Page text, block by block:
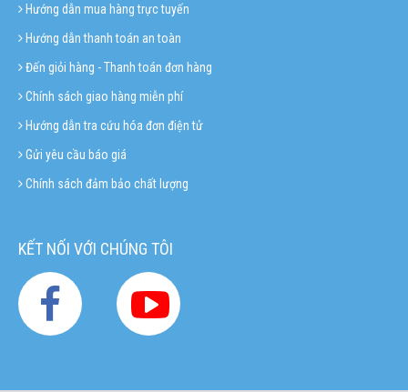
Hướng dẫn mua hàng trực tuyến
Hướng dẫn thanh toán an toàn
Đến giỏi hàng - Thanh toán đơn hàng
Chính sách giao hàng miễn phí
Hướng dẫn tra cứu hóa đơn điện tử
Gửi yêu cầu báo giá
Chính sách đảm bảo chất lượng
KẾT NỐI VỚI CHÚNG TÔI